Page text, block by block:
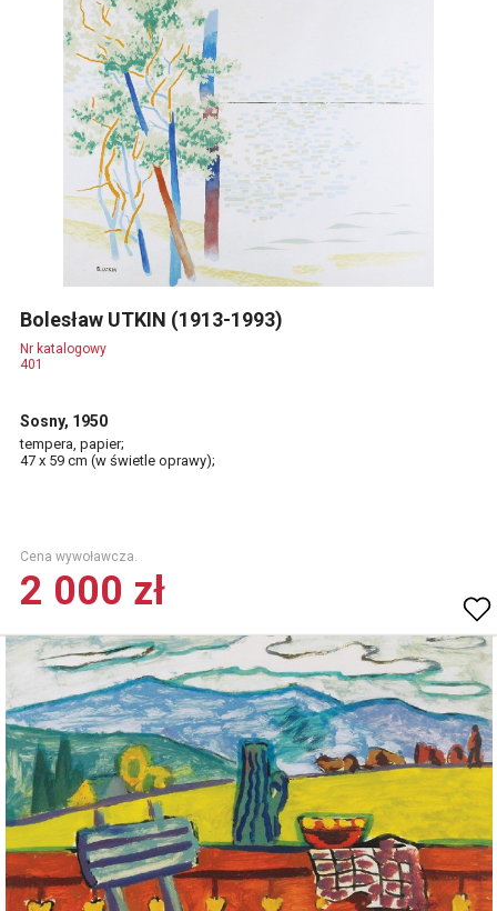
Bolesław UTKIN (1913-1993)
Nr katalogowy
401
Sosny, 1950
tempera, papier;
47 x 59 cm (w świetle oprawy);
Cena wywoławcza.
2 000 zł